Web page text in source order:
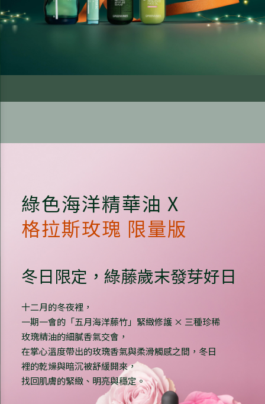
綠色海洋精華油 X
格拉斯玫瑰 限量版
冬日限定，綠藤歲末發芽好日
十二月的冬夜裡，
一期一會的「五月海洋藤竹」緊緻修護 × 三種珍稀
玫瑰精油的細膩香氣交會，
在掌心溫度帶出的玫瑰香氣與柔滑觸感之間，冬日
裡的乾燥與暗沉被舒緩開來，
找回肌膚的緊緻、明亮與穩定。